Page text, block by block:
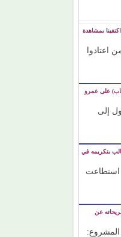
بمشاهدة
اعتادوا
على عمرو
إلى
بتكريمه في
استطاعت
عن